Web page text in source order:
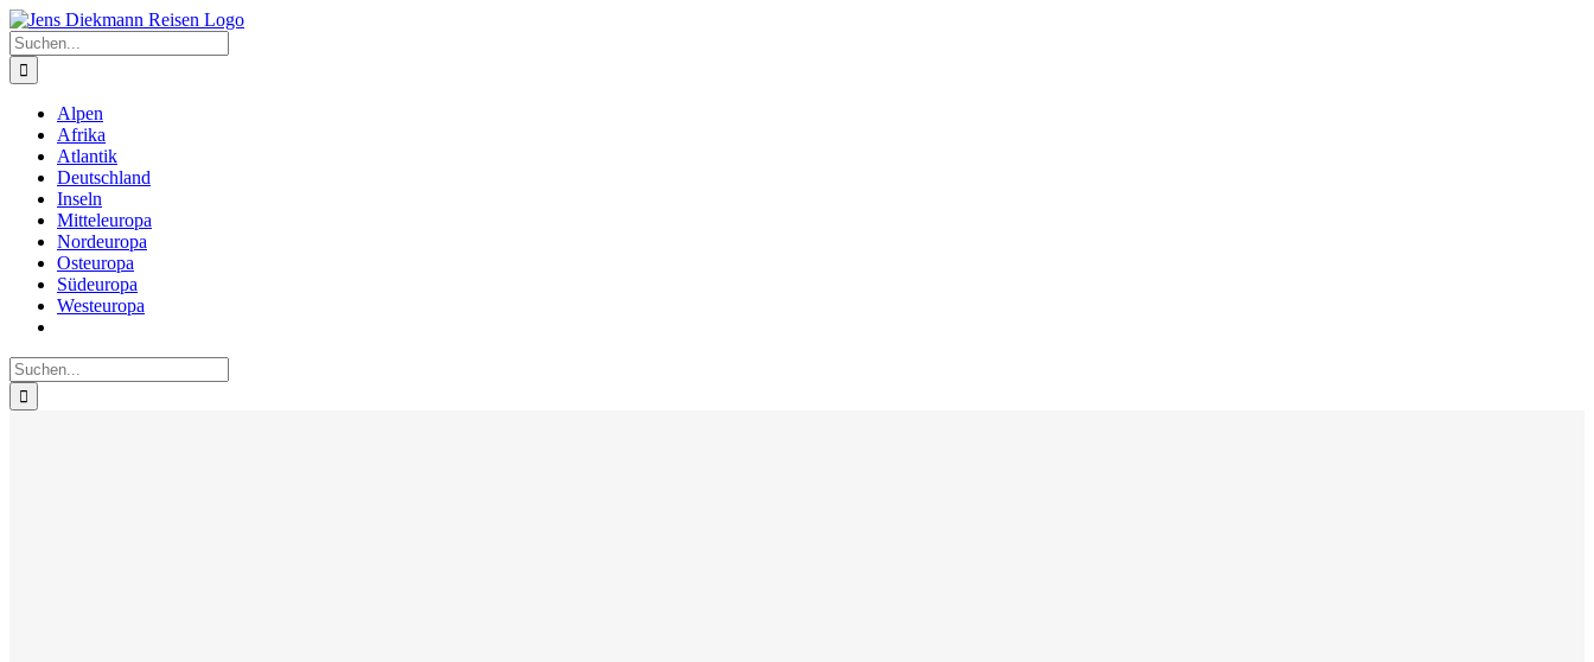
Zum
Inhalt
springen
Suche
nach:
Alpen
Afrika
Atlantik
Deutschland
Inseln
Mitteleuropa
Nordeuropa
Osteuropa
Südeuropa
Westeuropa
Suche
nach: